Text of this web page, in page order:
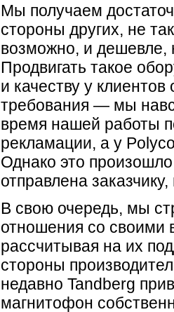
Мы получаем
стороны других, не
возможно, и дешевле,
Продвигать такое
и качеству у
требования — мы
время нашей работы
рекламации, а у
Однако это
отправлена
В свою очередь, мы
отношения со своими
рассчитывая на их
стороны
недавно Tandberg
магнитофон